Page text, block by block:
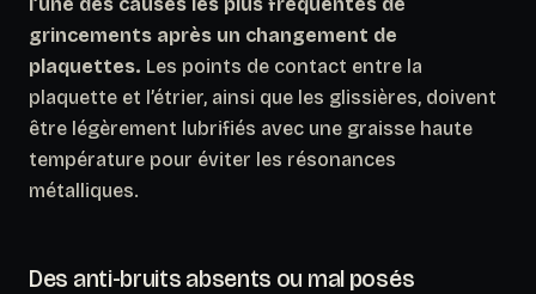
grincements après un changement de
plaquettes. Les points de contact entre la
plaquette et l’étrier, ainsi que les glissières, doivent
être légèrement lubrifiés avec une graisse haute
température pour éviter les résonances
métalliques.
Des anti-bruits absents ou mal posés